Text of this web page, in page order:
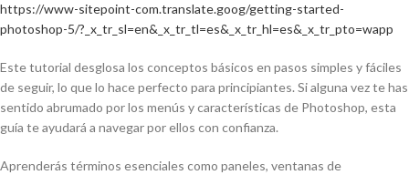
https://www-sitepoint-com.translate.goog/getting-started-
photoshop-5/?_x_tr_sl=en&_x_tr_tl=es&_x_tr_hl=es&_x_tr_pto=wapp
Este tutorial desglosa los conceptos básicos en pasos simples y fáciles
de seguir, lo que lo hace perfecto para principiantes. Si alguna vez te has
sentido abrumado por los menús y características de Photoshop, esta
guía te ayudará a navegar por ellos con confianza.
Aprenderás términos esenciales como paneles, ventanas de